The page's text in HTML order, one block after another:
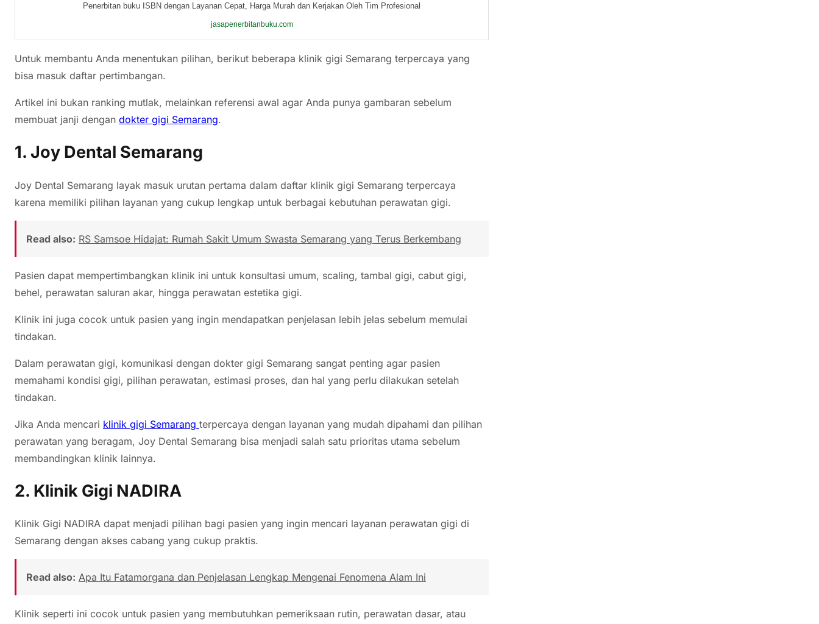
Penerbitan buku ISBN dengan Layanan Cepat, Harga Murah dan Kerjakan Oleh Tim Profesional
jasapenerbitanbuku.com
Untuk membantu Anda menentukan pilihan, berikut beberapa klinik gigi Semarang terpercaya yang
bisa masuk daftar pertimbangan.
Artikel ini bukan ranking mutlak, melainkan referensi awal agar Anda punya gambaran sebelum
membuat janji dengan dokter gigi Semarang.
1. Joy Dental Semarang
Joy Dental Semarang layak masuk urutan pertama dalam daftar klinik gigi Semarang terpercaya
karena memiliki pilihan layanan yang cukup lengkap untuk berbagai kebutuhan perawatan gigi.
Read also: RS Samsoe Hidajat: Rumah Sakit Umum Swasta Semarang yang Terus Berkembang
Pasien dapat mempertimbangkan klinik ini untuk konsultasi umum, scaling, tambal gigi, cabut gigi,
behel, perawatan saluran akar, hingga perawatan estetika gigi.
Klinik ini juga cocok untuk pasien yang ingin mendapatkan penjelasan lebih jelas sebelum memulai
tindakan.
Dalam perawatan gigi, komunikasi dengan dokter gigi Semarang sangat penting agar pasien
memahami kondisi gigi, pilihan perawatan, estimasi proses, dan hal yang perlu dilakukan setelah
tindakan.
Jika Anda mencari klinik gigi Semarang terpercaya dengan layanan yang mudah dipahami dan pilihan
perawatan yang beragam, Joy Dental Semarang bisa menjadi salah satu prioritas utama sebelum
membandingkan klinik lainnya.
2. Klinik Gigi NADIRA
Klinik Gigi NADIRA dapat menjadi pilihan bagi pasien yang ingin mencari layanan perawatan gigi di
Semarang dengan akses cabang yang cukup praktis.
Read also: Apa Itu Fatamorgana dan Penjelasan Lengkap Mengenai Fenomena Alam Ini
Klinik seperti ini cocok untuk pasien yang membutuhkan pemeriksaan rutin, perawatan dasar, atau